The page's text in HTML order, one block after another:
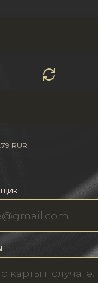
RUR